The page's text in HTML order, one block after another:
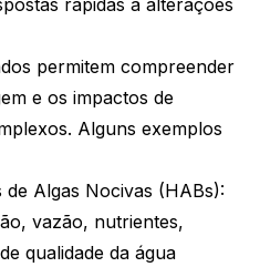
rápidas a alterações
permitem compreender
e os impactos de
Alguns exemplos
Algas Nocivas (HABs):
vazão, nutrientes,
qualidade da água